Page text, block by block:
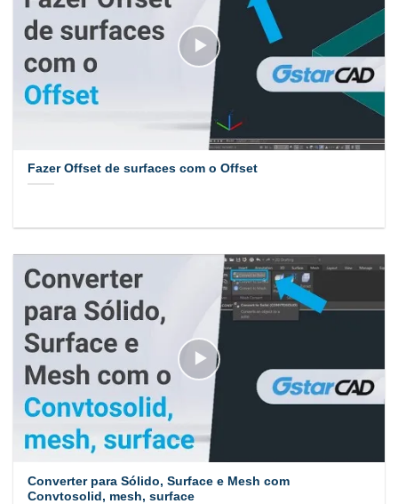
Fazer Offset de surfaces com o Offset
Converter para Sólido, Surface e Mesh com
Convtosolid, mesh, surface